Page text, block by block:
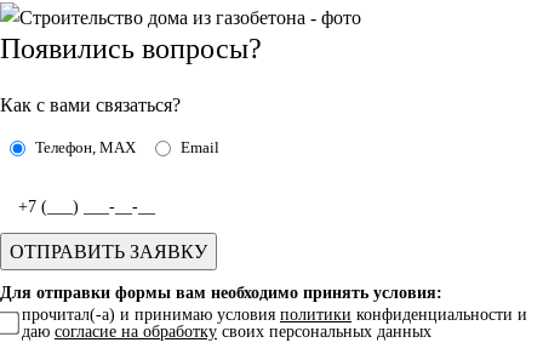
Появились вопросы?
Как с вами связаться?
Телефон, MAX Email
Для отправки формы вам необходимо принять условия:
прочитал(-а) и принимаю условия политики конфиденциальности и
даю согласие на обработку своих персональных данных